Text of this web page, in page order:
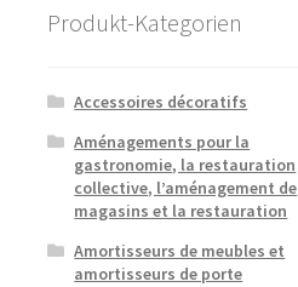
Produkt-Kategorien
Accessoires décoratifs
Aménagements pour la
gastronomie, la restauration
collective, l’aménagement de
magasins et la restauration
Amortisseurs de meubles et
amortisseurs de porte